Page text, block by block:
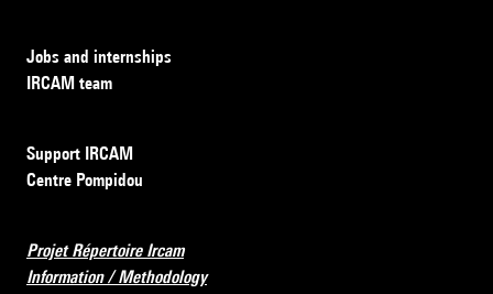
Jobs and internships
IRCAM team
Support IRCAM
Centre Pompidou
Projet Répertoire Ircam
Information / Methodology